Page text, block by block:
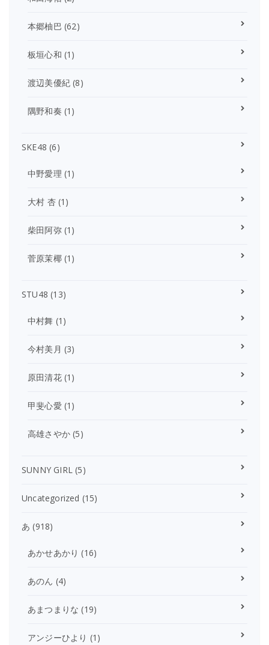
本郷柚巴 (62)
板垣心和 (1)
渡辺美優紀 (8)
隅野和奏 (1)
SKE48 (6)
中野愛理 (1)
大村 杏(1)
柴田阿弥(1)
菅原茉椰(1)
STU48 (13)
中村舞 (1)
今村美月 (3)
原田清花(1)
甲斐心愛 (1)
高雄さやか (5)
SUNNY GIRL (5)
Uncategorized (15)
あ (918)
あかせあかり (16)
あのん (4)
あまつまりな (19)
アンジーひより (1)